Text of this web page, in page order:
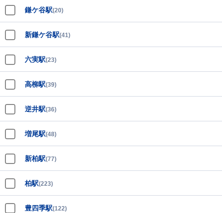
鎌ケ谷駅(20)
新鎌ケ谷駅(41)
六実駅(23)
高柳駅(39)
逆井駅(36)
増尾駅(48)
新柏駅(77)
柏駅(223)
豊四季駅(122)